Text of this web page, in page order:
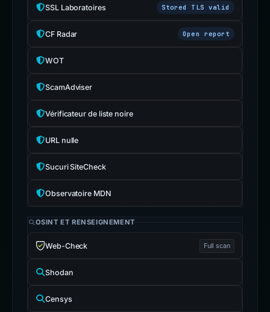
SSL Laboratoires Stored TLS valid
CF Radar Open report
WOT
ScamAdviser
Vérificateur de liste noire
URL nulle
Sucuri SiteCheck
Observatoire MDN
OSINT ET RENSEIGNEMENT
Web-Check Full scan
Shodan
Censys